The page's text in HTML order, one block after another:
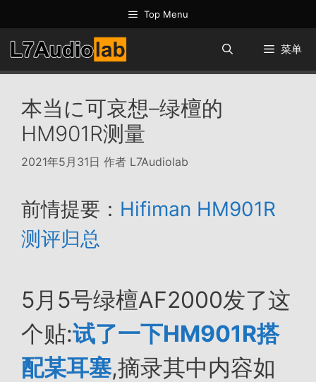
至
内
容
Top Menu
菜单
本当に可哀想–绿檀的
HM901R测量
2021年5月31日 作者 L7Audiolab
前情提要： Hifiman HM901R
测评归总
5月5号绿檀AF2000发了这
个贴:试了一下HM901R搭
配某耳塞,摘录其中内容如